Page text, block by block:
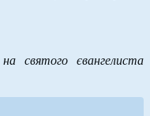
святого євангелиста